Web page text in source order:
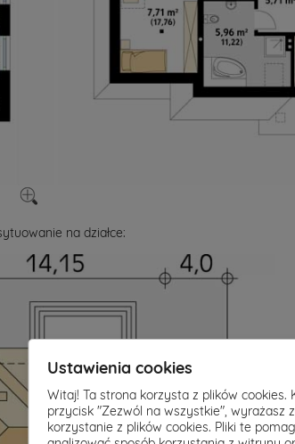
na działce:
Ustawienia cookies
Witaj! Ta strona korzysta z plików cookies.
przycisk "Zezwól na wszystkie", wyrażasz
korzystanie z plików cookies. Pliki te